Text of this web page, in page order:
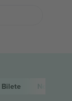
Bilete